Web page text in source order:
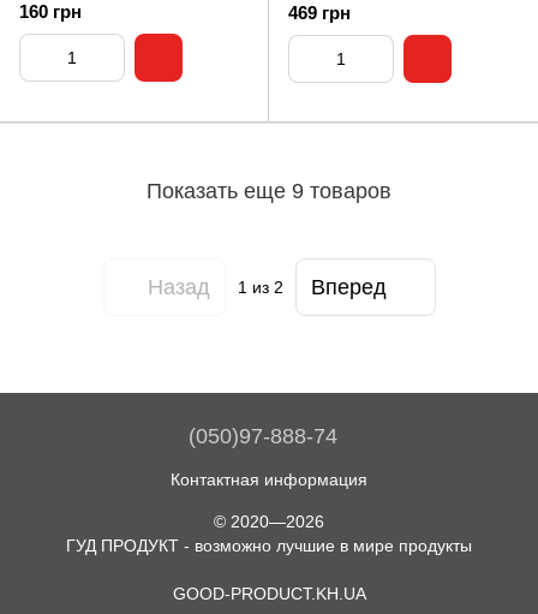
160 грн 469 грн
Показать еще 9 товаров
Назад 1 из 2 Вперед
(050)97-888-74
Контактная информация
© 2020—2026
ГУД ПРОДУКТ - возможно лучшие в мире продукты
GOOD-PRODUCT.KH.UA